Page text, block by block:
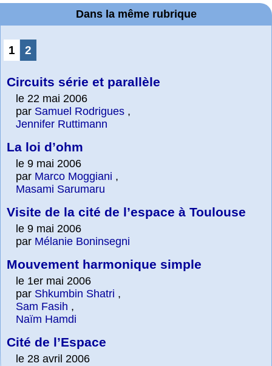
Dans la même rubrique
1 2
Circuits série et parallèle
le 22 mai 2006
par Samuel Rodrigues ,
Jennifer Ruttimann
La loi d’ohm
le 9 mai 2006
par Marco Moggiani ,
Masami Sarumaru
Visite de la cité de l’espace à Toulouse
le 9 mai 2006
par Mélanie Boninsegni
Mouvement harmonique simple
le 1er mai 2006
par Shkumbin Shatri ,
Sam Fasih ,
Naïm Hamdi
Cité de l’Espace
le 28 avril 2006